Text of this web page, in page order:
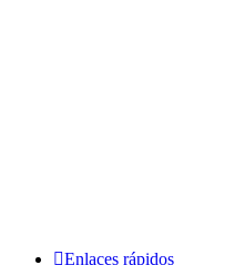
Enlaces rápidos